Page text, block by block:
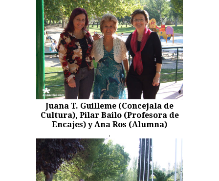
Juana T. Guilleme (Concejala de
Cultura), Pilar Bailo (Profesora de
Encajes) y Ana Ros (Alumna)
.